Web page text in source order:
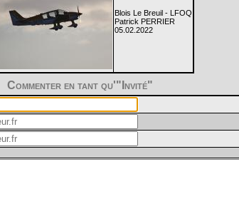
Blois Le Breuil - LFOQ
Patrick PERRIER
05.02.2022
Commenter en tant qu'"Invité"